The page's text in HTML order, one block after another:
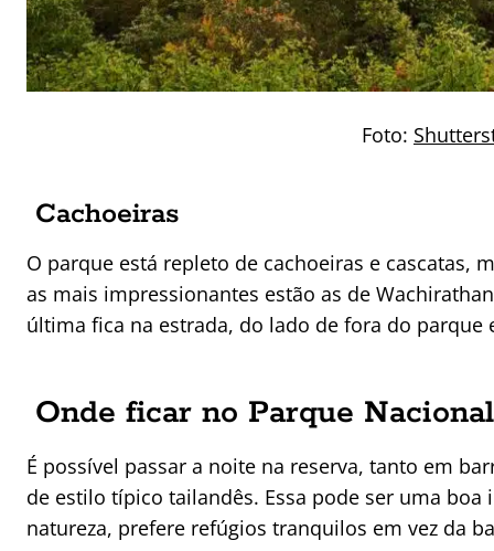
Foto:
Cachoeiras
O parque está repleto de cachoeiras e cascatas,
as mais impressionantes estão as de
última fica na estrada, do lado de fora do
Onde ficar no Parque
É possível passar a noite na reserva, tanto em
de estilo típico tailandês. Essa pode ser uma
natureza, prefere refúgios tranquilos em vez da